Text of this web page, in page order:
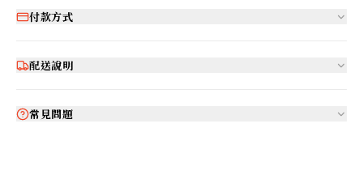
付款方式
配送說明
常見問題